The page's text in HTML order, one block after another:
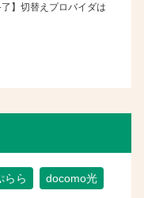
】切替えプロバイダは
らら docomo光